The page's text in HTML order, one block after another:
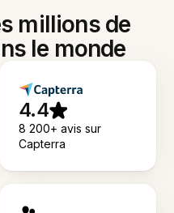
millions de
le monde
4.4
8 200+ avis sur
Capterra